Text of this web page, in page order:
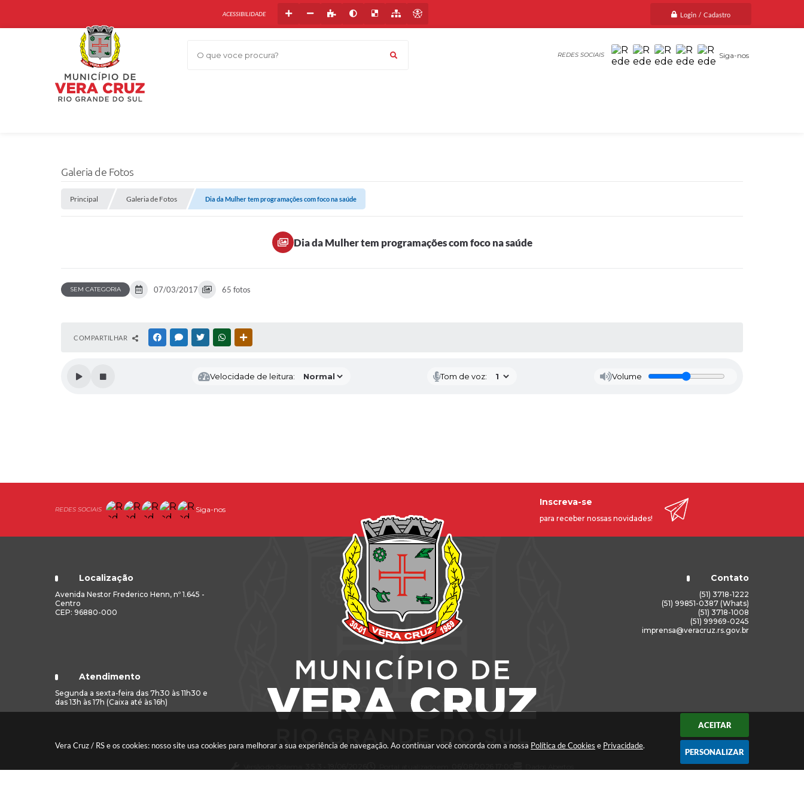
Vera Cruz / RS e os cookies: nosso site usa cookies para melhorar a sua experiência de navegação. Ao continuar você concorda com a nossa Política de Cookies e Privacidade.
ACEITAR
PERSONALIZAR
Login / Cadastro
O que voce procura? Siga-nos
ACESSIBILIDADE
Galeria de Fotos
Principal Galeria de Fotos Dia da Mulher tem programações com foco na saúde
Dia da Mulher tem programações com foco na saúde
SEM CATEGORIA 07/03/2017 65 fotos
COMPARTILHAR FACEBOOKMESSENGER
TWITTERWHATSAPP
Velocidade de leitura: Tom de voz: Volume
Siga-nos
Localização
Avenida Nestor Frederico Henn, nº 1.645 -
Centro
CEP: 96880-000
Contato
(51) 3718-1222
(51) 99851-0387 (Whats)
(51) 3718-1008
(51) 99969-0245
imprensa@veracruz.rs.gov.br
Atendimento
Segunda a sexta-feira das 7h30 às 11h30 e
das 13h às 17h (Caixa até às 16h)
Inscreva-se
para receber nossas novidades!